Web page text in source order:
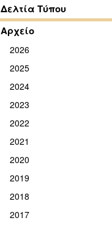
Δελτία Τύπου
Αρχείο
2026
2025
2024
2023
2022
2021
2020
2019
2018
2017